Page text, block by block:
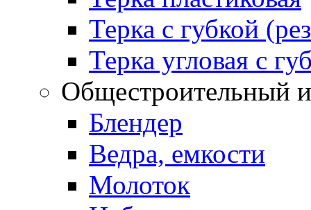
Терка с губкой
Терка угловая с
Общестроительный
Блендер
Ведра, емкости
Молоток